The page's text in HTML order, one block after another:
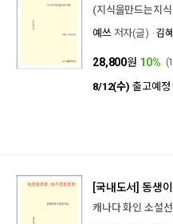
(지식을만드는지
예쓰 저자(글) 김
28,800원 10%
8/12(수) 출고예정
[국내도서] 동생
캐나다 화인 소설